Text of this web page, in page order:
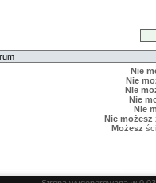
Nie
Nie
Nie
Nie
Nie
Nie możesz
Możesz